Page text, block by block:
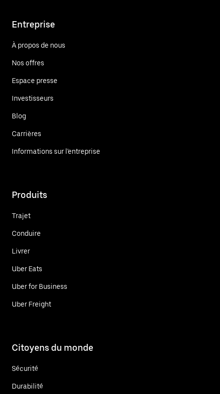
Entreprise
À propos de nous
Nos offres
Espace presse
Investisseurs
Blog
Carrières
Informations sur l'entreprise
Produits
Trajet
Conduire
Livrer
Uber Eats
Uber for Business
Uber Freight
Citoyens du monde
Sécurité
Durabilité